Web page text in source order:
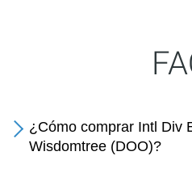
¿Cómo comprar Intl Div
Wisdomtree (DOO)?